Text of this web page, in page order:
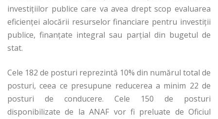
investițiilor publice care va avea drept scop evaluarea
eficienței alocării resurselor financiare pentru investiţii
publice, finanţate integral sau parţial din bugetul de
stat.
Cele 182 de posturi reprezintă 10% din numărul total de
posturi, ceea ce presupune reducerea a minim 22 de
posturi de conducere. Cele 150 de posturi
disponibilizate de la ANAF vor fi preluate de Oficiul